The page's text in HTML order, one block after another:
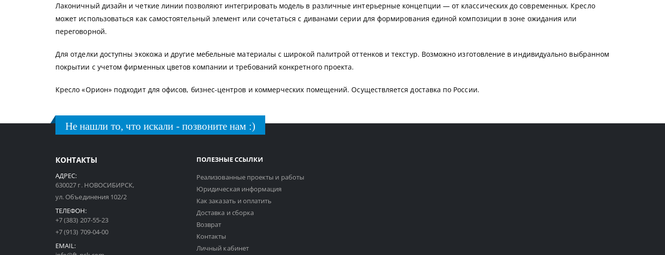
Лаконичный дизайн и четкие линии позволяют интегрировать модель в различные интерьерные концепции — от классических до современных. Кресло
может использоваться как самостоятельный элемент или сочетаться с диванами серии для формирования единой композиции в зоне ожидания или
переговорной.
Для отделки доступны экокожа и другие мебельные материалы с широкой палитрой оттенков и текстур. Возможно изготовление в индивидуально выбранном
покрытии с учетом фирменных цветов компании и требований конкретного проекта.
Кресло «Орион» подходит для офисов, бизнес-центров и коммерческих помещений. Осуществляется доставка по России.
Не нашли то, что искали - позвоните нам :)
КОНТАКТЫ
АДРЕС:
630027 г. НОВОСИБИРСК,
ул. Объединения 102/2
ТЕЛЕФОН:
+7 (383) 207-55-23
+7 (913) 709-04-00
EMAIL:
ПОЛЕЗНЫЕ ССЫЛКИ
Реализованные проекты и работы
Юридическая информация
Как заказать и оплатить
Доставка и сборка
Возврат
Контакты
Личный кабинет